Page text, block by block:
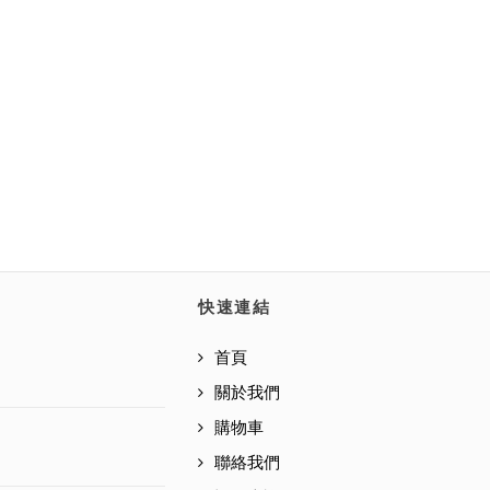
快速連結
首頁
關於我們
購物車
聯絡我們